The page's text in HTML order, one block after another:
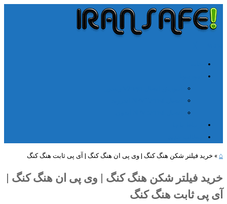
⌂
» خرید فیلتر شکن هنگ کنگ | وی پی ان هنگ کنگ | آی پی ثابت هنگ کنگ
خرید فیلتر شکن هنگ کنگ | وی پی ان هنگ کنگ |
آی پی ثابت هنگ کنگ